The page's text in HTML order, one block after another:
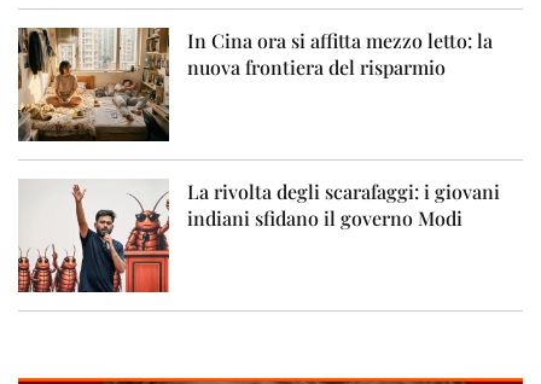
In Cina ora si affitta mezzo letto: la
nuova frontiera del risparmio
La rivolta degli scarafaggi: i giovani
indiani sfidano il governo Modi